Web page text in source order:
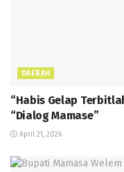
DAERAH
“Habis Gelap
“Dialog Mamase”
April 21, 2026